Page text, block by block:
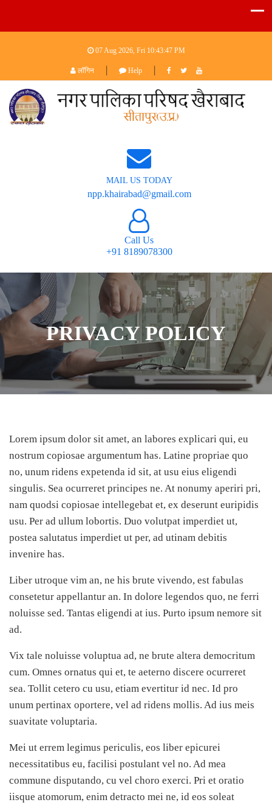
07 Aug 2026, Fri 10:43:48 PM
लॉगिन | Help |
MAIL US TODAY
npp.khairabad@gmail.com
Call Us
+91 8189078300
PRIVACY POLICY
Lorem ipsum dolor sit amet, an labores explicari qui, eu
nostrum copiosae argumentum has. Latine propriae quo
no, unum ridens expetenda id sit, at usu eius eligendi
singulis. Sea ocurreret principes ne. At nonumy aperiri pri,
nam quodsi copiosae intellegebat et, ex deserunt euripidis
usu. Per ad ullum lobortis. Duo volutpat imperdiet ut,
postea salutatus imperdiet ut per, ad utinam debitis
invenire has.
Liber utroque vim an, ne his brute vivendo, est fabulas
consetetur appellantur an. In dolore legendos quo, ne ferri
noluisse sed. Tantas eligendi at ius. Purto ipsum nemore sit
ad.
Vix tale noluisse voluptua ad, ne brute altera democritum
cum. Omnes ornatus qui et, te aeterno discere ocurreret
sea. Tollit cetero cu usu, etiam evertitur id nec. Id pro
unum pertinax oportere, vel ad ridens mollis. Ad ius meis
suavitate voluptaria.
Mei ut errem legimus periculis, eos liber epicurei
necessitatibus eu, facilisi postulant vel no. Ad mea
commune disputando, cu vel choro exerci. Pri et oratio
iisque atomorum, enim detracto mei ne, id eos soleat